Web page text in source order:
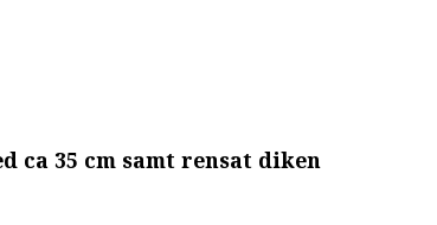
ca 35 cm samt rensat diken